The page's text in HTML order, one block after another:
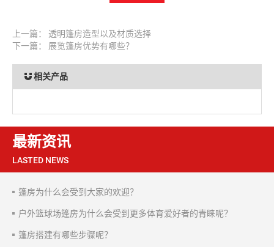
上一篇： 透明篷房造型以及材质选择
下一篇： 展览篷房优势有哪些？
相关产品
最新资讯
LASTED NEWS
篷房为什么会受到大家的欢迎？
户外篮球场篷房为什么会受到更多体育爱好者的青睐呢？
篷房搭建有哪些步骤呢？